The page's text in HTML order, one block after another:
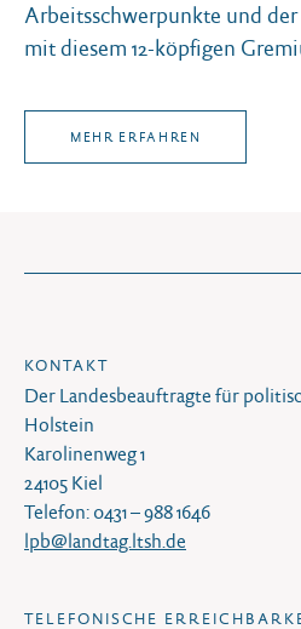
Arbeitsschwerpunkte und
mit diesem 12-köpfigen
MEHR ERFAHREN
KONTAKT
Der Landesbeauftragte für
Holstein
Karolinenweg 1
24105 Kiel
Telefon: 0431 – 988 1646
lpb@landtag.ltsh.de
TELEFONISCHE